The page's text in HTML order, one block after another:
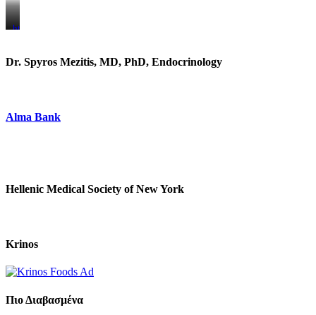
https://www.unitedbrothersfruitmarkets.com/
https://www.unitedbrothersfruitmarkets.com/
Dr. Spyros Mezitis, MD, PhD, Endocrinology
Alma Bank
Hellenic Medical Society of New York
Krinos
Πιο Διαβασμένα